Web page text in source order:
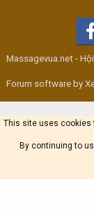
Massagevua.net -
Forum software by
This site uses cookies
By continuing to